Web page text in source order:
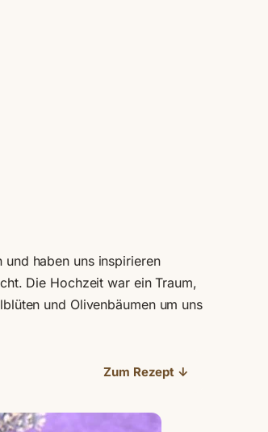
haben uns inspirieren
Die Hochzeit war ein Traum,
und Olivenbäumen um uns
Zum Rezept ↓